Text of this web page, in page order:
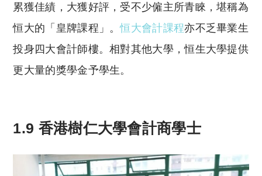
累獲佳績，大獲好評，受不少僱主所青睞，堪稱為
恒大的「皇牌課程」。恒大會計課程亦不乏畢業生
投身四大會計師樓。相對其他大學，恒生大學提供
更大量的獎學金予學生。
1.9 香港樹仁大學會計商學士